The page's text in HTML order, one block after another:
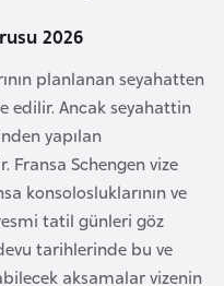
2026
planlanan seyahatten
edilir. Ancak seyahattin
yapılan
Schengen vize
konsolosluklarının ve
tatil günleri göz
tarihlerinde bu ve
aksamalar vizenin